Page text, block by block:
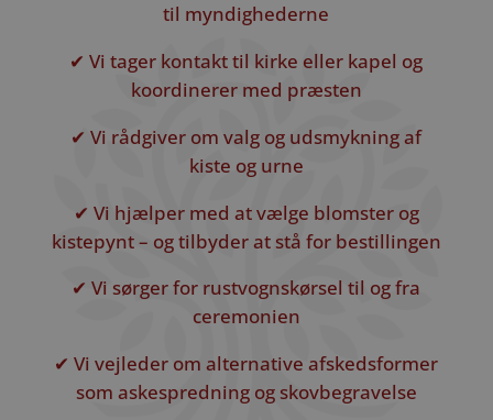
til myndighederne
✔ Vi tager kontakt til kirke eller kapel og
koordinerer med præsten
✔ Vi rådgiver om valg og udsmykning af
kiste og urne
✔ Vi hjælper med at vælge blomster og
kistepynt – og tilbyder at stå for bestillingen
✔ Vi sørger for rustvognskørsel til og fra
ceremonien
✔ Vi vejleder om alternative afskedsformer
som askespredning og skovbegravelse